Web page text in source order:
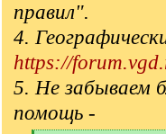
правил".
4.
https://
5. Не забываем
помощь -